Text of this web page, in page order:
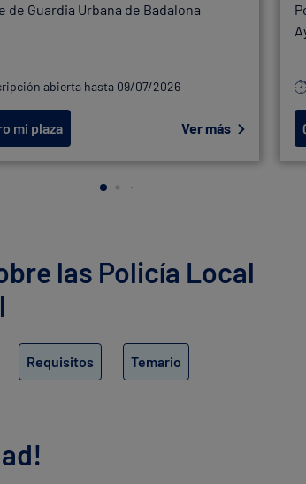
de Guardia Urbana de Badalona
abierta hasta 09/07/2026
mi plaza Ver más
las Policía Local
Requisitos Temario